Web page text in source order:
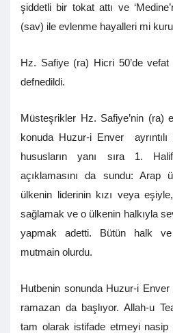
şiddetli bir tokat attı ve
(sav) ile evlenme hayalleri mi
Hz. Safiye (ra) Hicri 50’de vefat
defnedildi.
Müsteşrikler Hz. Safiye’nin (ra)
konuda Huzur-i Enver
hususların yanı sıra 1.
açıklamasını da sundu: Arap
ülkenin liderinin kızı veya
sağlamak ve o ülkenin halkıyla
yapmak adetti. Bütün halk
mutmain olurdu.
Hutbenin sonunda Huzur-i
ramazan da başlıyor. Allah-u
tam olarak istifade etmeyi